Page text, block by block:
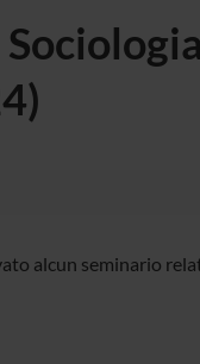
alcun seminario